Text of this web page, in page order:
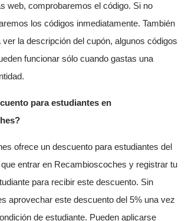
web, comprobaremos el código. Si no
los códigos inmediatamente. También
ver la descripción del cupón, algunos códigos
funcionar sólo cuando gastas una
para estudiantes en
ofrece un descuento para estudiantes del
entrar en Recambioscoches y registrar tu
para recibir este descuento. Sin
aprovechar este descuento del 5% una vez
de estudiante. Pueden aplicarse